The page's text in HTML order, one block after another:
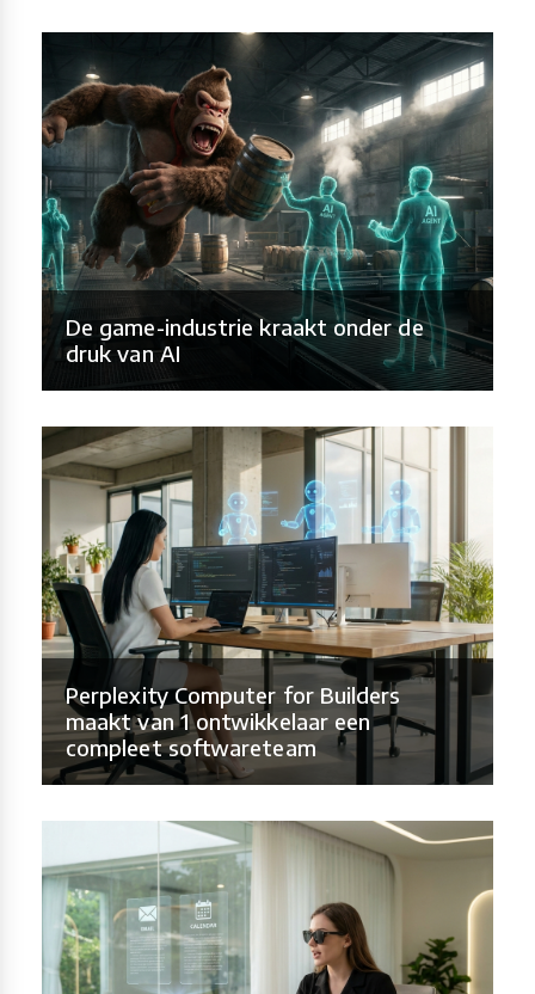
De game-industrie kraakt onder de
druk van AI
Perplexity Computer for Builders
maakt van 1 ontwikkelaar een
compleet softwareteam